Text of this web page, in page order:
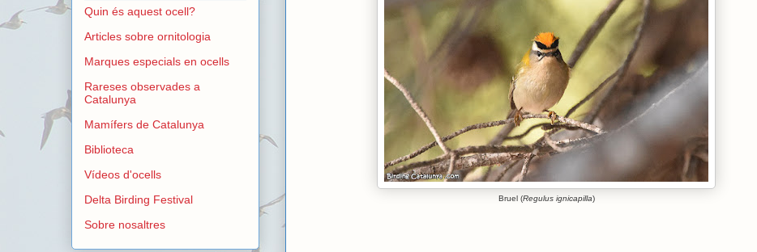
Bruel (Regulus ignicapilla)
Quin és aquest ocell?
Articles sobre ornitologia
Marques especials en ocells
Rareses observades a
Catalunya
Mamífers de Catalunya
Biblioteca
Vídeos d'ocells
Delta Birding Festival
Sobre nosaltres